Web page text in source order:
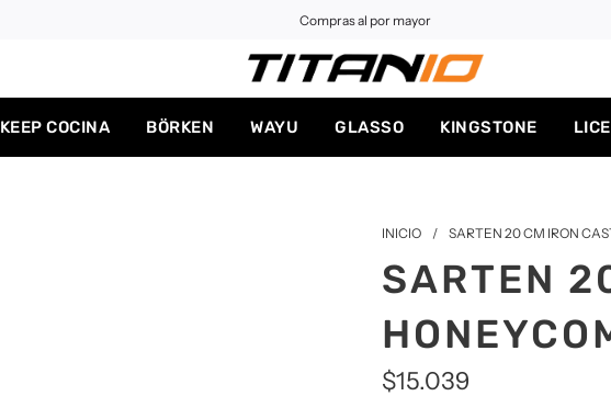
Compras al por mayor
KEEP COCINA BÖRKEN WAYU GLASSO KINGSTONE
INICIO / SARTEN 20 CM IRON
SARTEN
$15.039